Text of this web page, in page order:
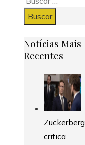
Notícias Mais
Recentes
Zuckerberg
critica